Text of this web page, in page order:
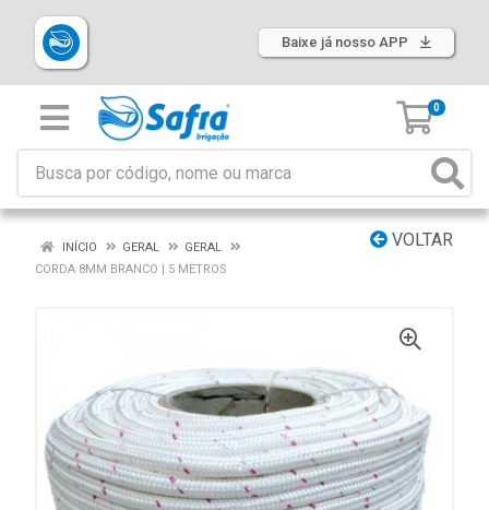
Baixe já nosso APP
0
VOLTAR
INÍCIO GERAL
GERAL
CORDA 8MM BRANCO | 5 METROS